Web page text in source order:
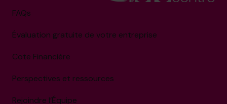
FAQs
Évaluation gratuite de votre entreprise
Cote Financière
Perspectives et ressources
Rejoindre l’Équipe